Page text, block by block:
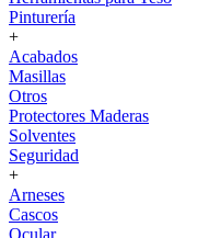
Pinturería
+
Acabados
Masillas
Otros
Protectores Maderas
Solventes
Seguridad
+
Arneses
Cascos
Ocular